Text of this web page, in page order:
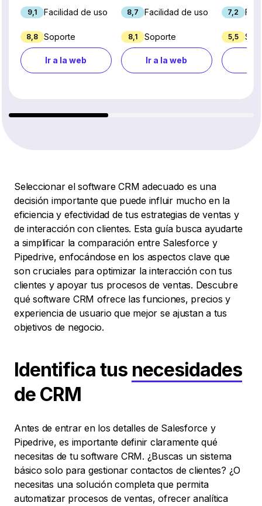
9,1 Facilidad de uso
8,8 Soporte
Ir a la web
8,7 Facilidad de uso
8,1 Soporte
Ir a la web
7,2
5,5
Seleccionar el software CRM adecuado es una
decisión importante que puede influir mucho en la
eficiencia y efectividad de tus estrategias de ventas y
de interacción con clientes. Esta guía busca ayudarte
a simplificar la comparación entre Salesforce y
Pipedrive, enfocándose en los aspectos clave que
son cruciales para optimizar la interacción con tus
clientes y apoyar tus procesos de ventas. Descubre
qué software CRM ofrece las funciones, precios y
experiencia de usuario que mejor se ajustan a tus
objetivos de negocio.
Identifica tus necesidades
de CRM
Antes de entrar en los detalles de Salesforce y
Pipedrive, es importante definir claramente qué
necesitas de tu software CRM. ¿Buscas un sistema
básico solo para gestionar contactos de clientes? ¿O
necesitas una solución completa que permita
automatizar procesos de ventas, ofrecer analítica